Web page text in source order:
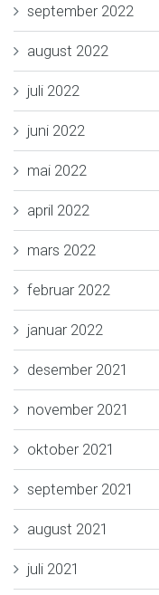
september 2022
august 2022
juli 2022
juni 2022
mai 2022
april 2022
mars 2022
februar 2022
januar 2022
desember 2021
november 2021
oktober 2021
september 2021
august 2021
juli 2021